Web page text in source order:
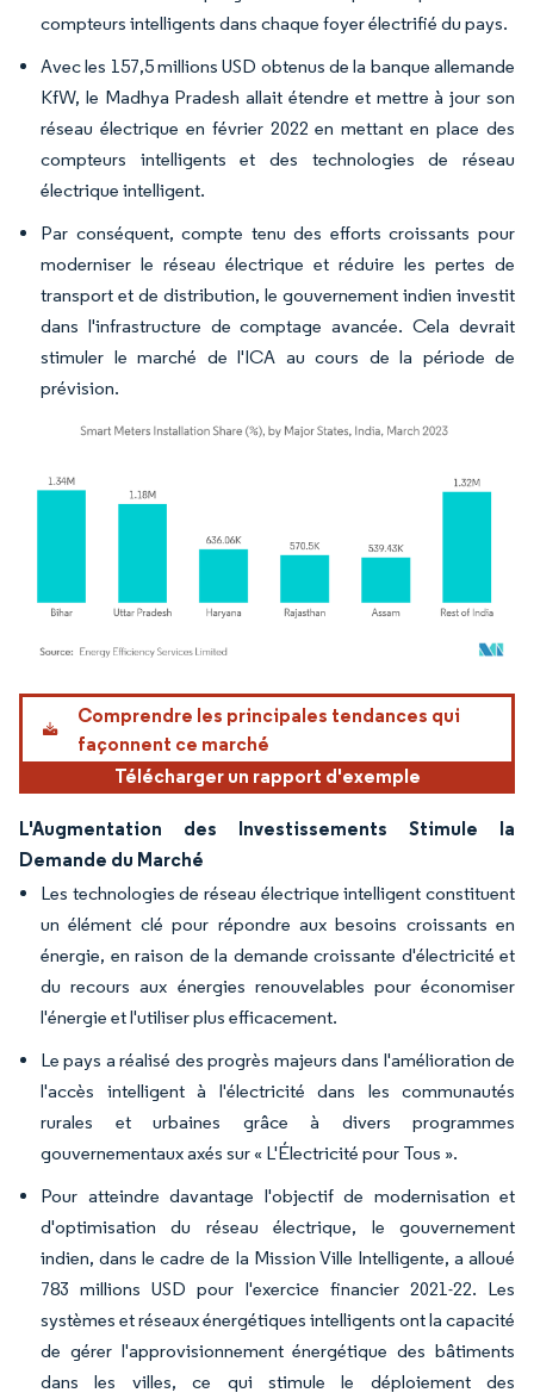
compteurs intelligents dans chaque foyer électrifié du pays.
Avec les 157,5 millions USD obtenus de la banque allemande
KfW, le Madhya Pradesh allait étendre et mettre à jour son
réseau électrique en février 2022 en mettant en place des
compteurs intelligents et des technologies de réseau
électrique intelligent.
Par conséquent, compte tenu des efforts croissants pour
moderniser le réseau électrique et réduire les pertes de
transport et de distribution, le gouvernement indien investit
dans l'infrastructure de comptage avancée. Cela devrait
stimuler le marché de l'ICA au cours de la période de
prévision.
Image © Mordor Intelligence. La réutilisation nécessite une attribution sous CC BY
Comprendre les principales tendances qui
façonnent ce marché
Télécharger un rapport d'exemple
L'Augmentation des Investissements Stimule la
Demande du Marché
Les technologies de réseau électrique intelligent constituent
un élément clé pour répondre aux besoins croissants en
énergie, en raison de la demande croissante d'électricité et
du recours aux énergies renouvelables pour économiser
l'énergie et l'utiliser plus efficacement.
Le pays a réalisé des progrès majeurs dans l'amélioration de
l'accès intelligent à l'électricité dans les communautés
rurales et urbaines grâce à divers programmes
gouvernementaux axés sur « L'Électricité pour Tous ».
Pour atteindre davantage l'objectif de modernisation et
d'optimisation du réseau électrique, le gouvernement
indien, dans le cadre de la Mission Ville Intelligente, a alloué
783 millions USD pour l'exercice financier 2021-22. Les
systèmes et réseaux énergétiques intelligents ont la capacité
de gérer l'approvisionnement énergétique des bâtiments
dans les villes, ce qui stimule le déploiement des